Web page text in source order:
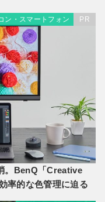
ン・スマートフォン PR
。BenQ「Creative
率的な色管理に迫る